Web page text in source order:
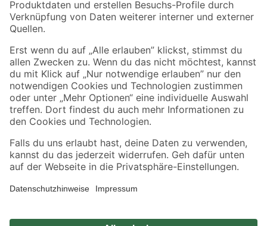
Sicher einkaufen
Jetzt die toom-App herunterladen
Alle Preisangaben in EUR inkl. gesetzl. MwSt.. Die dargestellten Angebote sind unter
Umständen nicht in allen Märkten verfügbar. Die angegebenen Verfügbarkeiten beziehen
Produkte nur solange der Vorrat reicht.
*Paketversand ab 59 € versandkostenfrei, gilt nicht für Artikel mit Speditionsversand, hier